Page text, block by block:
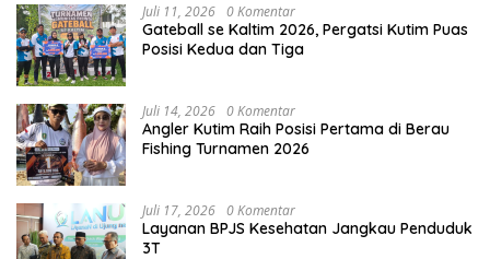
Juli 11, 2026 0 Komentar
Gateball se Kaltim 2026, Pergatsi Kutim Puas
Posisi Kedua dan Tiga
Juli 14, 2026 0 Komentar
Angler Kutim Raih Posisi Pertama di Berau
Fishing Turnamen 2026
Juli 17, 2026 0 Komentar
Layanan BPJS Kesehatan Jangkau Penduduk
3T